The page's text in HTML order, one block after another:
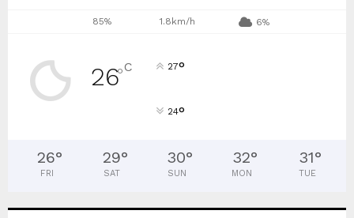
85% 1.8km/h 6%
26°C 27°
24°
26°
FRI
29°
SAT
30°
SUN
32°
MON
31°
TUE